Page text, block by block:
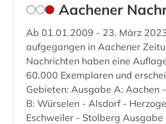
baden (baden) (1)
baden-württemberg (21)
badische landesbibliothek (3)
balkanromanistik (1)
Aachener
Ab 01.01.2009 - 23. März
aufgegangen in Aachener
Nachrichten haben eine
60.000 Exemplaren und
Gebieten: Ausgabe A: Aachen - Eifel Ausgabe
B: Würselen - Alsdorf -
Eschweiler - Stolberg Ausgabe